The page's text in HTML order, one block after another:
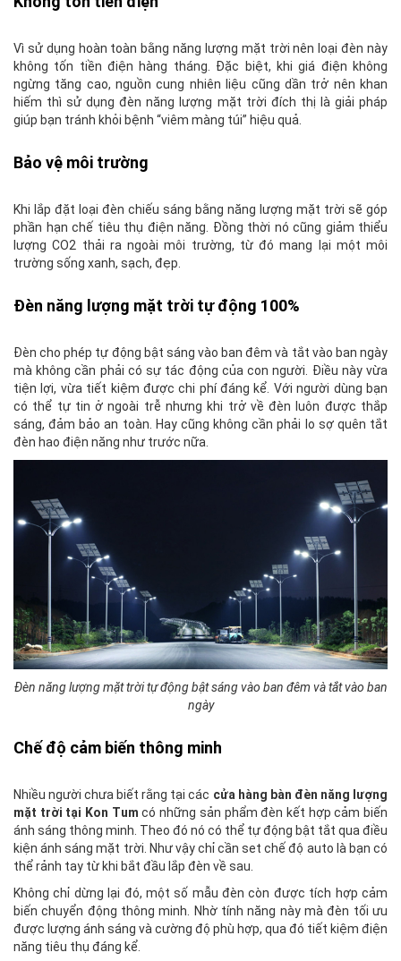
Vì sử dụng hoàn toàn bằng năng lượng mặt trời nên loại đèn này
không tốn tiền điện hàng tháng. Đặc biệt, khi giá điện không
ngừng tăng cao, nguồn cung nhiên liệu cũng dần trở nên khan
hiếm thì sử dụng đèn năng lượng mặt trời đích thị là giải pháp
giúp bạn tránh khỏi bệnh “viêm màng túi” hiệu quả.
Bảo vệ môi trường
Khi lắp đặt loại đèn chiếu sáng bằng năng lượng mặt trời sẽ góp
phần hạn chế tiêu thụ điện năng. Đồng thời nó cũng giảm thiểu
lượng CO2 thải ra ngoài môi trường, từ đó mang lại một môi
trường sống xanh, sạch, đẹp.
Đèn năng lượng mặt trời tự động 100%
Đèn cho phép tự động bật sáng vào ban đêm và tắt vào ban ngày
mà không cần phải có sự tác động của con người. Điều này vừa
tiện lợi, vừa tiết kiệm được chi phí đáng kể. Với người dùng bạn
có thể tự tin ở ngoài trễ nhưng khi trở về đèn luôn được thắp
sáng, đảm bảo an toàn. Hay cũng không cần phải lo sợ quên tắt
đèn hao điện năng như trước nữa.
Đèn năng lượng mặt trời tự động bật sáng vào ban đêm và tắt vào ban
ngày
Chế độ cảm biến thông minh
Nhiều người chưa biết rằng tại các cửa hàng bàn đèn năng lượng
mặt trời tại Kon Tum có những sản phẩm đèn kết hợp cảm biến
ánh sáng thông minh. Theo đó nó có thể tự động bật tắt qua điều
kiện ánh sáng mặt trời. Như vậy chỉ cần set chế độ auto là bạn có
thể rảnh tay từ khi bắt đầu lắp đèn về sau.
Không chỉ dừng lại đó, một số mẫu đèn còn được tích hợp cảm
biến chuyển động thông minh. Nhờ tính năng này mà đèn tối ưu
được lượng ánh sáng và cường độ phù hợp, qua đó tiết kiệm điện
năng tiêu thụ đáng kể.